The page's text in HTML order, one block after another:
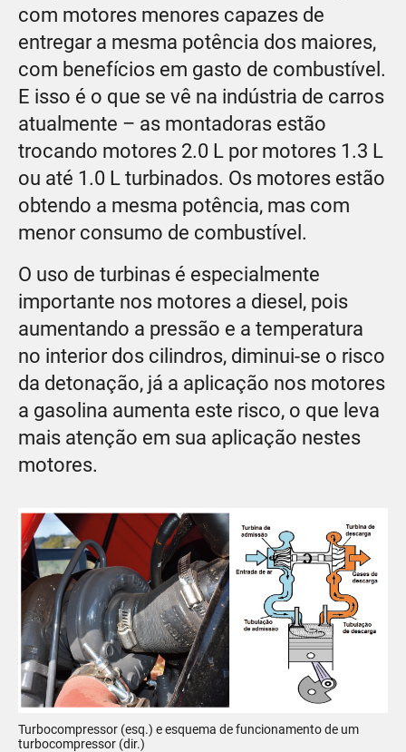
com motores menores capazes de
entregar a mesma potência dos maiores,
com benefícios em gasto de combustível.
E isso é o que se vê na indústria de carros
atualmente – as montadoras estão
trocando motores 2.0 L por motores 1.3 L
ou até 1.0 L turbinados. Os motores estão
obtendo a mesma potência, mas com
menor consumo de combustível.
O uso de turbinas é especialmente
importante nos motores a diesel, pois
aumentando a pressão e a temperatura
no interior dos cilindros, diminui-se o risco
da detonação, já a aplicação nos motores
a gasolina aumenta este risco, o que leva
mais atenção em sua aplicação nestes
motores.
Turbocompressor (esq.) e esquema de funcionamento de um
turbocompressor (dir.)